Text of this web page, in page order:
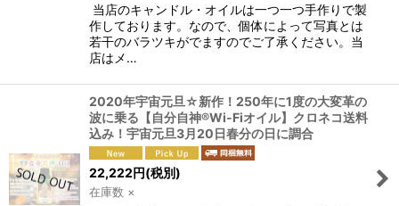
当店のキャンドル・オイルは一つ一つ手作りで製
作しております。なので、個体によって写真とは
若干のバラツキがでますのでご了承ください。当
店はメ…
2020年宇宙元旦☆新作！250年に1度の大変革の
波に乗る【自分自神®Wi-Fiオイル】クロネコ送料
込み！宇宙元旦3月20日春分の日に調合
22,222円(税別)
在庫数 ×